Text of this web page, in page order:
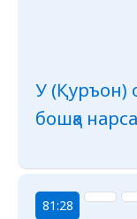
У (Қуръон)
бошқа
81:28